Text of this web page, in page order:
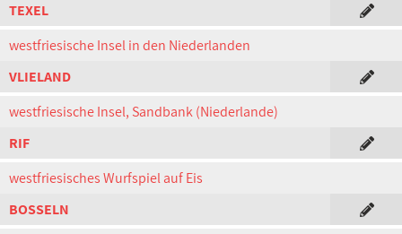
TEXEL
westfriesische Insel in den Niederlanden
VLIELAND
westfriesische Insel, Sandbank (Niederlande)
RIF
westfriesisches Wurfspiel auf Eis
BOSSELN